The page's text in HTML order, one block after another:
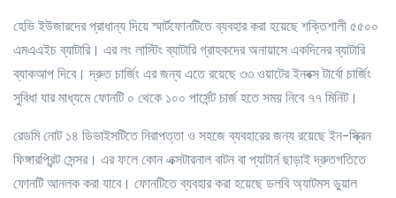
হেভি ইউজারদের প্রাধান্য দিয়ে স্মার্টফোনটিতে ব্যবহার করা হয়েছে শক্তিশালী ৫৫০০
এমএএইচ ব্যাটারি। এর লং লাস্টিং ব্যাটারি গ্রাহকদের অনায়াসে একদিনের ব্যাটারি
ব্যাকআপ দিবে। দ্রুত চার্জিং এর জন্য এতে রয়েছে ৩৩ ওয়াটের ইনবক্স টার্বো চার্জিং
সুবিধা যার মাধ্যমে ফোনটি ০ থেকে ১০০ পার্সেন্ট চার্জ হতে সময় নিবে ৭৭ মিনিট।
রেডমি নোট ১৪ ডিভাইসটিতে নিরাপত্তা ও সহজে ব্যবহারের জন্য রয়েছে ইন-স্ক্রিন
ফিঙ্গারপ্রিন্ট সেন্সর। এর ফলে কোন এক্সটারনাল বাটন বা প্যাটার্ন ছাড়াই দ্রুতগতিতে
ফোনটি আনলক করা যাবে। ফোনটিতে ব্যবহার করা হয়েছে ডলবি অ্যাটমস ডুয়াল